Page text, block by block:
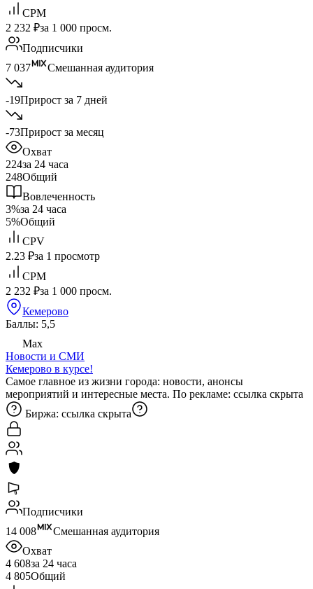
CPM
2 232 ₽за 1 000 просм.
Подписчики
7 037
Смешанная аудитория
-19Прирост за 7 дней
-73Прирост за месяц
Охват
224за 24 часа
248Общий
Вовлеченность
3%за 24 часа
5%Общий
CPV
2.23 ₽за 1 просмотр
CPM
2 232 ₽за 1 000 просм.
Кемерово
Баллы: 5,5
Max
Новости и СМИ
Кемерово в курсе!
Самое главное из жизни города: новости, анонсы
мероприятий и интересные места. По рекламе: ссылка скрыта
Биржа: ссылка скрыта
Подписчики
14 008
Смешанная аудитория
Охват
4 608за 24 часа
4 805Общий